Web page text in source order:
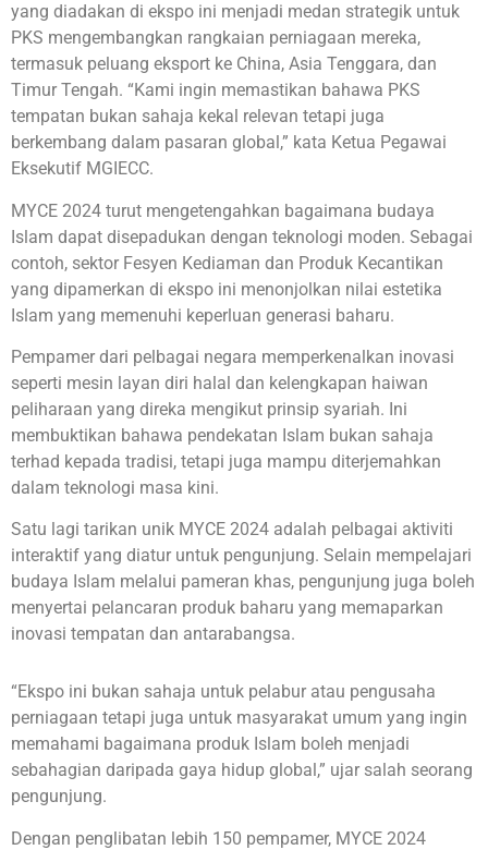
yang diadakan di ekspo ini menjadi medan strategik untuk
PKS mengembangkan rangkaian perniagaan mereka,
termasuk peluang eksport ke China, Asia Tenggara, dan
Timur Tengah. “Kami ingin memastikan bahawa PKS
tempatan bukan sahaja kekal relevan tetapi juga
berkembang dalam pasaran global,” kata Ketua Pegawai
Eksekutif MGIECC.
MYCE 2024 turut mengetengahkan bagaimana budaya
Islam dapat disepadukan dengan teknologi moden. Sebagai
contoh, sektor Fesyen Kediaman dan Produk Kecantikan
yang dipamerkan di ekspo ini menonjolkan nilai estetika
Islam yang memenuhi keperluan generasi baharu.
Pempamer dari pelbagai negara memperkenalkan inovasi
seperti mesin layan diri halal dan kelengkapan haiwan
peliharaan yang direka mengikut prinsip syariah. Ini
membuktikan bahawa pendekatan Islam bukan sahaja
terhad kepada tradisi, tetapi juga mampu diterjemahkan
dalam teknologi masa kini.
Satu lagi tarikan unik MYCE 2024 adalah pelbagai aktiviti
interaktif yang diatur untuk pengunjung. Selain mempelajari
budaya Islam melalui pameran khas, pengunjung juga boleh
menyertai pelancaran produk baharu yang memaparkan
inovasi tempatan dan antarabangsa.
“Ekspo ini bukan sahaja untuk pelabur atau pengusaha
perniagaan tetapi juga untuk masyarakat umum yang ingin
memahami bagaimana produk Islam boleh menjadi
sebahagian daripada gaya hidup global,” ujar salah seorang
pengunjung.
Dengan penglibatan lebih 150 pempamer, MYCE 2024